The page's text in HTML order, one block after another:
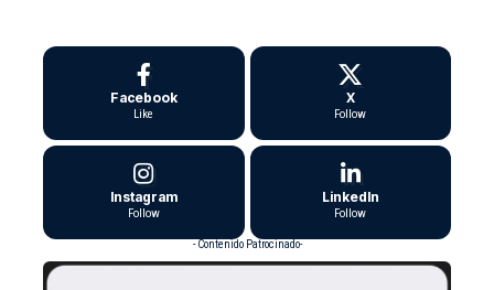
Facebook
Like
X
Follow
Instagram
Follow
LinkedIn
Follow
- Contenido Patrocinado-